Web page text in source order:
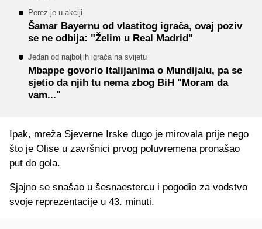
Perez je u akciji
Šamar Bayernu od vlastitog igrača, ovaj poziv
se ne odbija: "Želim u Real Madrid"
Jedan od najboljih igrača na svijetu
Mbappe govorio Italijanima o Mundijalu, pa se
sjetio da njih tu nema zbog BiH "Moram da
vam..."
Ipak, mreža Sjeverne Irske dugo je mirovala prije nego
što je Olise u završnici prvog poluvremena pronašao
put do gola.
Sjajno se snašao u šesnaestercu i pogodio za vodstvo
svoje reprezentacije u 43. minuti.